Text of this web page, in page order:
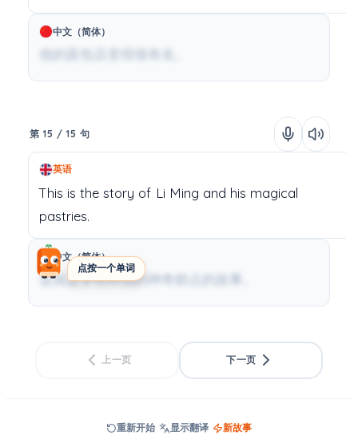
点按一个单词
中文（简体）
第 15 / 15 句
英语
This is the story of Li Ming and his magical
pastries.
中文（简体）
这就是李明和他的神奇糕点的故事。
上一页 下一页
重新开始 显示翻译 新故事